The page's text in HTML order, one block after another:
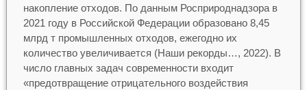
накопление отходов. По данным Росприроднадзора в
2021 году в Российской Федерации образовано 8,45
млрд т промышленных отходов, ежегодно их
количество увеличивается (Наши рекорды…, 2022). В
число главных задач современности входит
«предотвращение отрицательного воздействия